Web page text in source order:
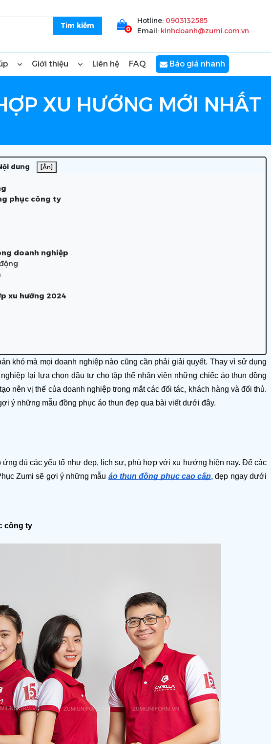
0
Hotline: 0903132585
Email: kinhdoanh@zumi.com.vn
Giới thiệu Liên hệ FAQ Báo giá nhanh
XU HƯỚNG MỚI NHẤT
dung [Ẩn]
phục công ty
doanh nghiệp
xu hướng 2024
khó mà mọi doanh nghiệp nào cũng cần phải giải quyết. Thay vì sử dụng
lại lựa chọn đầu tư cho tập thể nhân viên những chiếc áo thun đồng
nên vị thế của doanh nghiệp trong mắt các đối tác, khách hàng và đối thủ.
ý những mẫu đồng phục áo thun đẹp qua bài viết dưới đây.
đủ các yếu tố như đẹp, lịch sự, phù hợp với xu hướng hiện nay. Để các
Zumi sẽ gợi ý những mẫu áo thun đồng phục cao cấp, đẹp ngay dưới
công ty